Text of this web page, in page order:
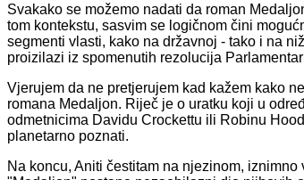
Svakako se možemo nadati da roman
tom kontekstu, sasvim se logičnom čini
segmenti vlasti, kako na državnoj - tako i na
proizilazi iz spomenutih rezolucija
Vjerujem da ne pretjerujem kad kažem kako
romana Medaljon. Riječ je o uratku koji u
odmetnicima Davidu Crockettu ili Robinu
planetarno poznati.
Na koncu, Aniti čestitam na njezinom,